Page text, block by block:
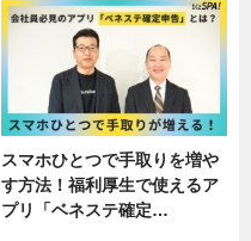
スマホひとつで手取りを増や
す方法！福利厚生で使えるア
プリ「ベネステ確定…